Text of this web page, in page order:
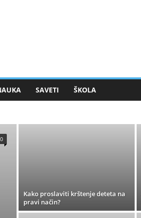
SAVETI ŠKOLA
0
Kako proslaviti krštenje deteta na
pravi način?